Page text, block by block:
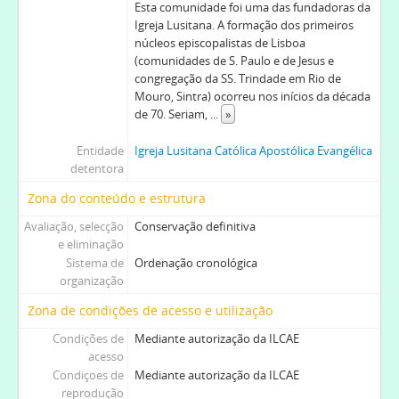
Esta comunidade foi uma das fundadoras da
Igreja Lusitana. A formação dos primeiros
núcleos episcopalistas de Lisboa
(comunidades de S. Paulo e de Jesus e
congregação da SS. Trindade em Rio de
Mouro, Sintra) ocorreu nos inícios da década
de 70. Seriam,
»
Entidade
detentora
Igreja Lusitana Católica Apostólica Evangélica
Zona do conteúdo e estrutura
Avaliação, selecção
e eliminação
Conservação definitiva
Sistema de
organização
Ordenação cronológica
Zona de condições de acesso e utilização
Condições de
acesso
Mediante autorização da ILCAE
Condiçoes de
reprodução
Mediante autorização da ILCAE